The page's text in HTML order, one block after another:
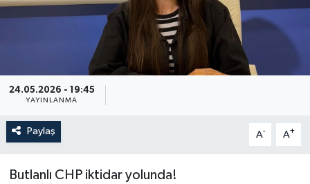
24.05.2026 - 19:45
YAYINLANMA
Paylaş A- A+
Butlanlı CHP iktidar yolunda!
Dergim
Ulusal